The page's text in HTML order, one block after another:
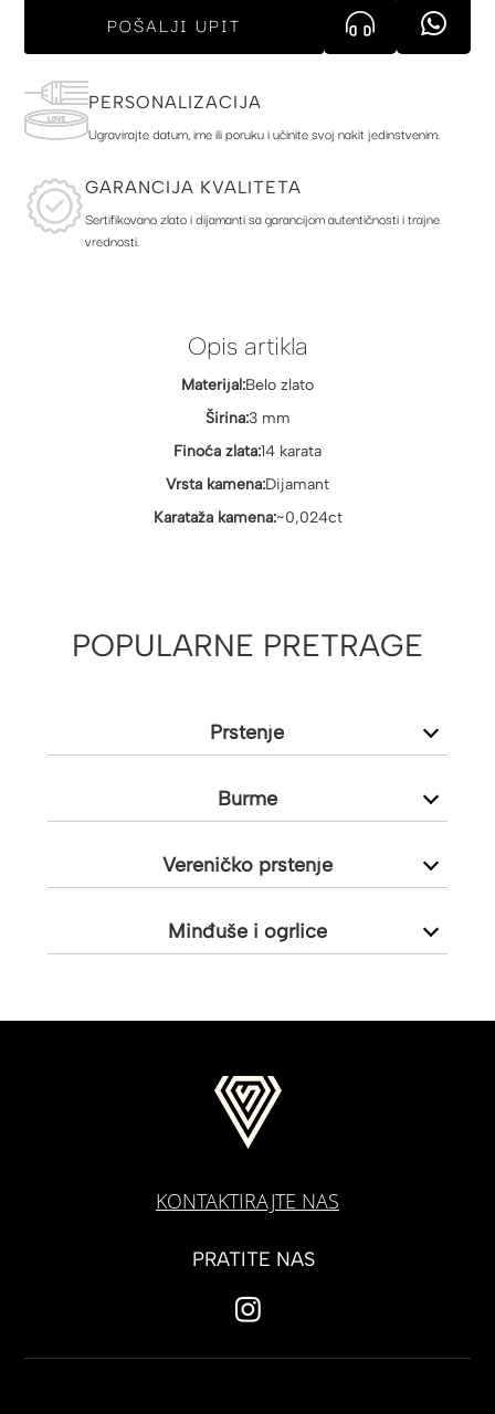
POŠALJI UPIT
PERSONALIZACIJA
Ugravirajte datum, ime ili poruku i učinite svoj nakit jedinstvenim.
GARANCIJA KVALITETA
Sertifikovano zlato i dijamanti sa garancijom autentičnosti i trajne
vrednosti.
Opis artikla
Materijal:Belo zlato
Širina:3 mm
Finoća zlata:14 karata
Vrsta kamena:Dijamant
Karataža kamena:~0,024ct
POPULARNE PRETRAGE
Prstenje
Burme
Vereničko prstenje
Minđuše i ogrlice
KONTAKTIRAJTE NAS
PRATITE NAS